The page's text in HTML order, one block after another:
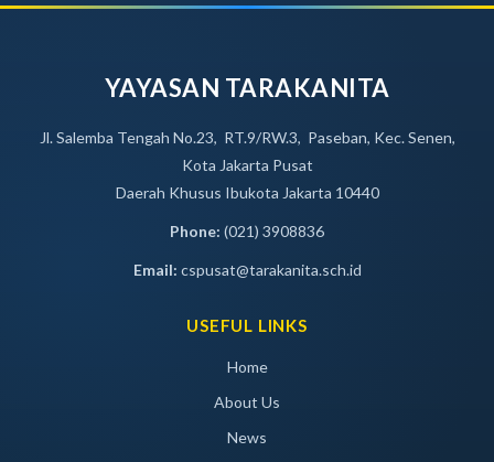
YAYASAN TARAKANITA
Jl. Salemba Tengah No.23, RT.9/RW.3, Paseban, Kec. Senen,
Kota Jakarta Pusat
Daerah Khusus Ibukota Jakarta 10440
Phone: (021) 3908836
Email: cspusat@tarakanita.sch.id
USEFUL LINKS
Home
About Us
News